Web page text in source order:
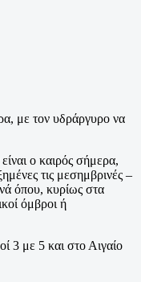
με τον υδράργυρο να
ο καιρός σήμερα,
τις μεσημβρινές –
όπου, κυρίως στα
όμβροι ή
3 με 5 και στο Αιγαίο